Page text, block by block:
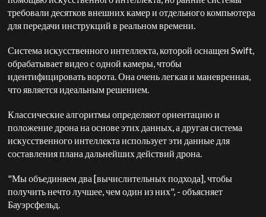
требовали десятков внешних камер и отдельного компьютера
для передачи инструкций в реальном времени.
Система искусственного интеллекта, которой оснащен Swift,
обрабатывает видео с одной камеры, чтобы
идентифицировать ворота. Она очень легкая и маневренная,
что является идеальным решением.
Классические алгоритмы определяют ориентацию и
положение дрона на основе этих данных, а другая система
искусственного интеллекта использует эти данные для
составления плана дальнейших действий дрона.
"Мы объединяем два [вычислительных подхода], чтобы
получить нечто лучшее, чем один из них", - объясняет
Бауэрсфельд.